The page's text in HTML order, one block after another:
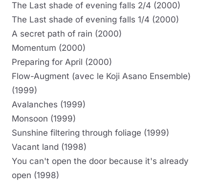
The Last shade of evening falls 2/4 (2000)
The Last shade of evening falls 1/4 (2000)
A secret path of rain (2000)
Momentum (2000)
Preparing for April (2000)
Flow-Augment (avec le Koji Asano Ensemble)
(1999)
Avalanches (1999)
Monsoon (1999)
Sunshine filtering through foliage (1999)
Vacant land (1998)
You can't open the door because it's already
open (1998)